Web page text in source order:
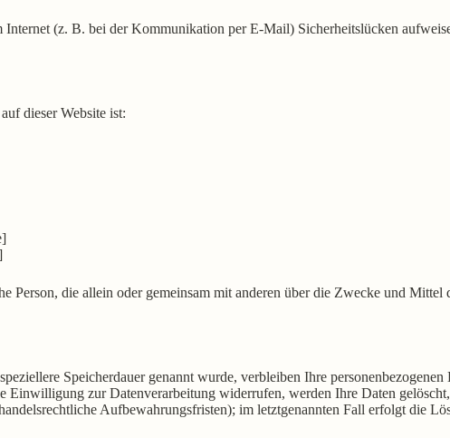
Internet (z. B. bei der Kommunikation per E-Mail) Sicherheitslücken
dieser Website ist:
Person, die allein oder gemeinsam mit anderen über die Zwecke und
Speicherdauer genannt wurde, verbleiben Ihre
Einwilligung zur Datenverarbeitung widerrufen, werden Ihre Daten
Aufbewahrungsfristen); im letztgenannten Fall erfolgt die